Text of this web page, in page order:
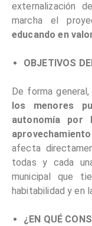
externalización
marcha el
educando en
OBJETIVOS
De forma
los menores
autonomía
afecta
todas y cada
municipal que
habitabilidad y en
¿EN QUÉ